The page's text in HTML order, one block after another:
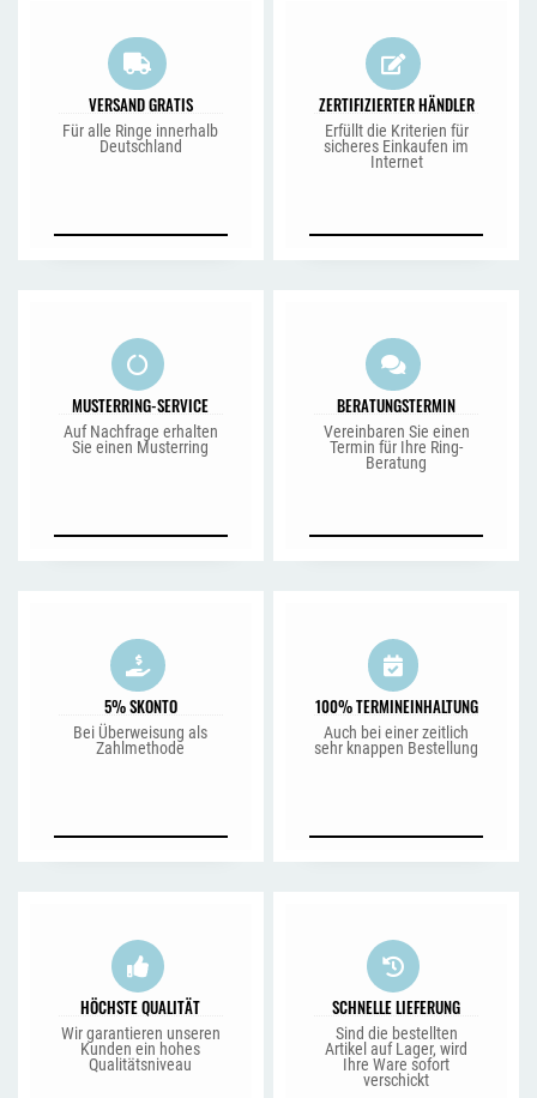
VERSAND GRATIS
Für alle Ringe innerhalb
Deutschland
ZERTIFIZIERTER HÄNDLER
Erfüllt die Kriterien für
sicheres Einkaufen im
Internet
MUSTERRING-SERVICE
Auf Nachfrage erhalten
Sie einen Musterring
BERATUNGSTERMIN
Vereinbaren Sie einen
Termin für Ihre Ring-
Beratung
5% SKONTO
Bei Überweisung als
Zahlmethode
100% TERMINEINHALTUNG
Auch bei einer zeitlich
sehr knappen Bestellung
HÖCHSTE QUALITÄT
Wir garantieren unseren
Kunden ein hohes
Qualitätsniveau
SCHNELLE LIEFERUNG
Sind die bestellten
Artikel auf Lager, wird
Ihre Ware sofort
verschickt